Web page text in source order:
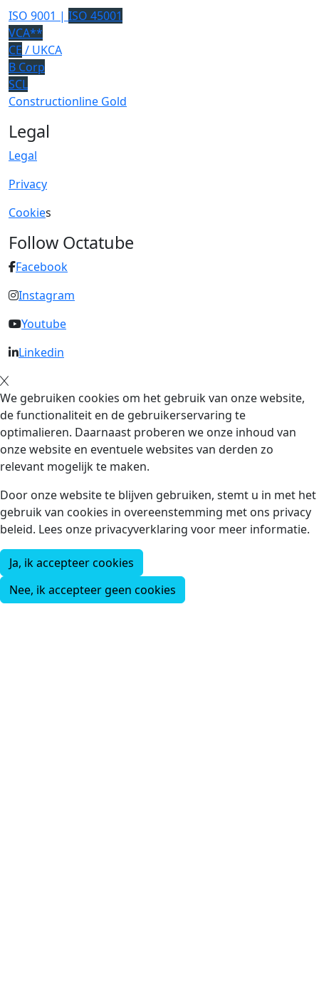
ISO 9001 | ISO 45001
VCA**
CE / UKCA
B Corp
SCL
Constructionline Gold
Legal
Legal
Privacy
Cookies
Follow Octatube
Facebook
Instagram
Youtube
Linkedin
We gebruiken cookies om het gebruik van onze website,
de functionaliteit en de gebruikerservaring te
optimalieren. Daarnaast proberen we onze inhoud van
onze website en eventuele websites van derden zo
relevant mogelijk te maken.
Door onze website te blijven gebruiken, stemt u in met het
gebruik van cookies in overeenstemming met ons privacy
beleid. Lees onze privacyverklaring voor meer informatie.
Ja, ik accepteer cookies
Nee, ik accepteer geen cookies